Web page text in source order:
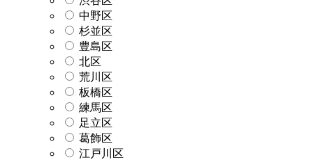
中野区
杉並区
豊島区
北区
荒川区
板橋区
練馬区
足立区
葛飾区
江戸川区